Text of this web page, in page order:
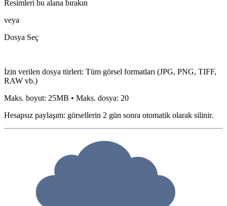
Resimleri bu alana bırakın
veya
Dosya Seç
İzin verilen dosya türleri: Tüm görsel formatları (JPG, PNG, TIFF,
RAW vb.)
Maks. boyut: 25MB • Maks. dosya: 20
Hesapsız paylaşım: görsellerin 2 gün sonra otomatik olarak silinir.